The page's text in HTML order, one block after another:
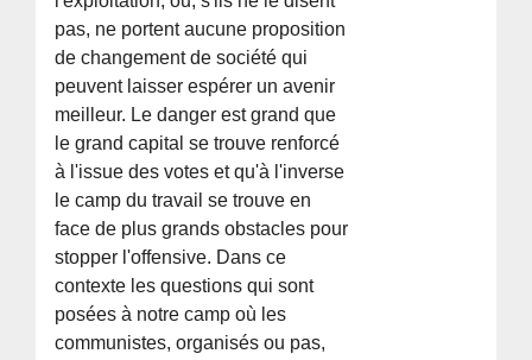
pas, ne portent aucune proposition
de changement de société qui
peuvent laisser espérer un avenir
meilleur. Le danger est grand que
le grand capital se trouve renforcé
à l'issue des votes et qu'à l'inverse
le camp du travail se trouve en
face de plus grands obstacles pour
stopper l'offensive. Dans ce
contexte les questions qui sont
posées à notre camp où les
communistes, organisés ou pas,